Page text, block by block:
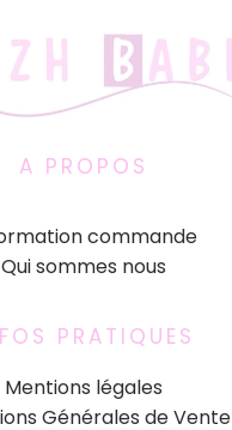
A PROPOS
commande
Qui sommes nous
PRATIQUES
Mentions légales
Générales de Vente